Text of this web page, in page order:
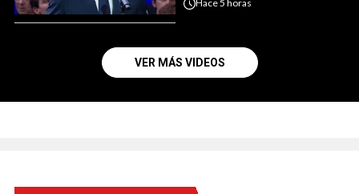
Hace5 horas
VER MÁS VIDEOS